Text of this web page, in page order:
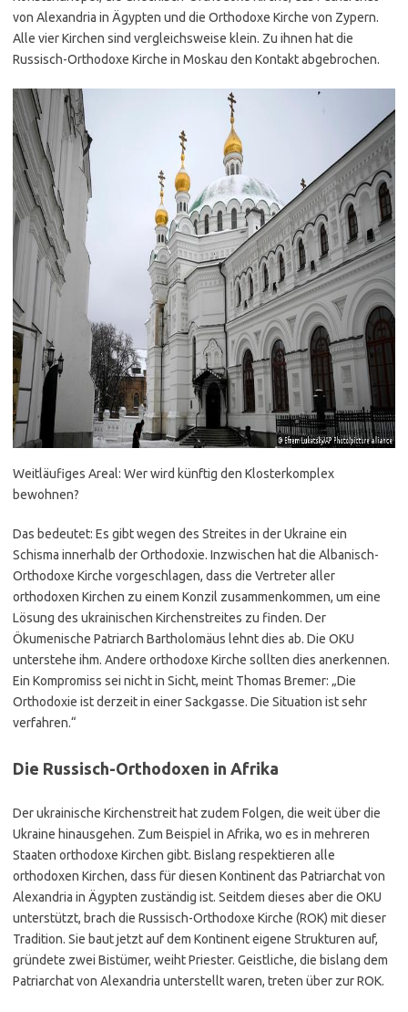
von Alexandria in Ägypten und die Orthodoxe Kirche von Zypern.
Alle vier Kirchen sind vergleichsweise klein. Zu ihnen hat die
Russisch-Orthodoxe Kirche in Moskau den Kontakt abgebrochen.
Weitläufiges Areal: Wer wird künftig den Klosterkomplex
bewohnen?
Das bedeutet: Es gibt wegen des Streites in der Ukraine ein
Schisma innerhalb der Orthodoxie. Inzwischen hat die Albanisch-
Orthodoxe Kirche vorgeschlagen, dass die Vertreter aller
orthodoxen Kirchen zu einem Konzil zusammenkommen, um eine
Lösung des ukrainischen Kirchenstreites zu finden. Der
Ökumenische Patriarch Bartholomäus lehnt dies ab. Die OKU
unterstehe ihm. Andere orthodoxe Kirche sollten dies anerkennen.
Ein Kompromiss sei nicht in Sicht, meint Thomas Bremer: „Die
Orthodoxie ist derzeit in einer Sackgasse. Die Situation ist sehr
verfahren.“
Die Russisch-Orthodoxen in Afrika
Der ukrainische Kirchenstreit hat zudem Folgen, die weit über die
Ukraine hinausgehen. Zum Beispiel in Afrika, wo es in mehreren
Staaten orthodoxe Kirchen gibt. Bislang respektieren alle
orthodoxen Kirchen, dass für diesen Kontinent das Patriarchat von
Alexandria in Ägypten zuständig ist. Seitdem dieses aber die OKU
unterstützt, brach die Russisch-Orthodoxe Kirche (ROK) mit dieser
Tradition. Sie baut jetzt auf dem Kontinent eigene Strukturen auf,
gründete zwei Bistümer, weiht Priester. Geistliche, die bislang dem
Patriarchat von Alexandria unterstellt waren, treten über zur ROK.